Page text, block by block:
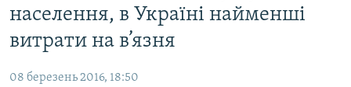
до
основної
Перейти
населення, в Україні найменші
витрати на в’язня
08 березень 2016, 18:50